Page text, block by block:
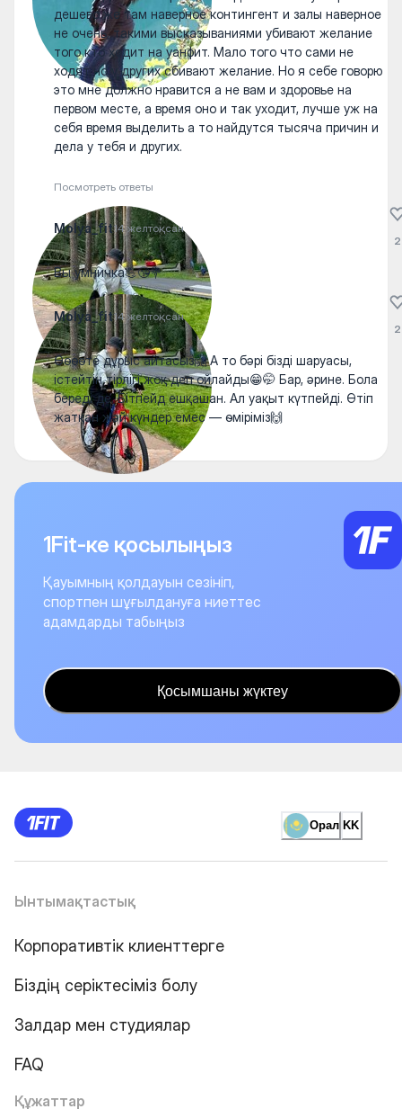
дешево же там наверное контингент и залы наверное
не очень, такими высказываниями убивают желание
того кто ходит на уанфит. Мало того что сами не
ходят но у других сбивают желание. Но я себе говорю
это мне должно нравится а не вам и здоровье на
первом месте, а время оно и так уходит, лучше уж на
себя время выделить а то найдутся тысяча причин и
дела у тебя и других.
Посмотреть ответы
Molya_fit14 желтоқсан
Вы умничка💪😘💐
2
Molya_fit14 желтоқсан
Өөөөте дұрыс айтасыз🤗 А то бәрі бізді шаруасы,
істейтін тірлігі жоқ деп ойлайды😁🤭 Бар, әрине. Бола
береді де. Бітпейд ешқашан. Ал уақыт күтпейді. Өтіп
жатқан жәй күндер емес — өміріміз🙌
2
1Fit-ке қосылыңыз
Қауымның қолдауын сезініп,
спортпен шұғылдануға ниеттес
адамдарды табыңыз
Қосымшаны жүктеу
Орал KK
Ынтымақтастық
Корпоративтік клиенттерге
Біздің серіктесіміз болу
Залдар мен студиялар
FAQ
Құжаттар